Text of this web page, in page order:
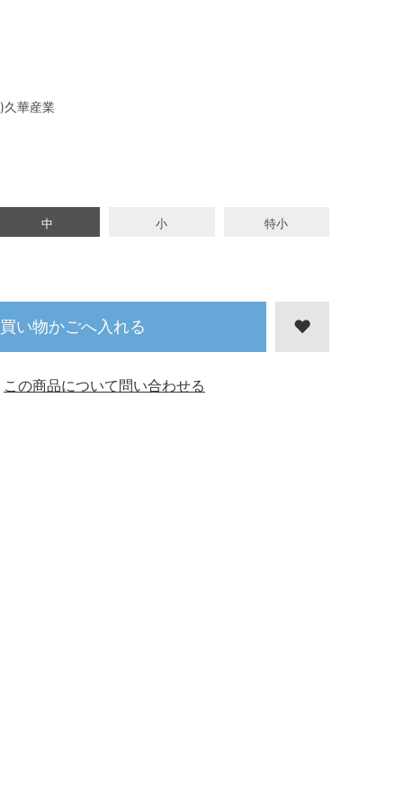
久華産業
中 小 特小
買い物かごへ入れる
この商品について問い合わせる